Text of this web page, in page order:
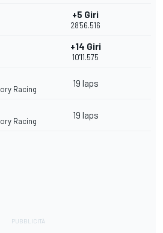
+5 Giri
28'56.516
+14 Giri
10'11.575
Racing
19 laps
Racing
19 laps